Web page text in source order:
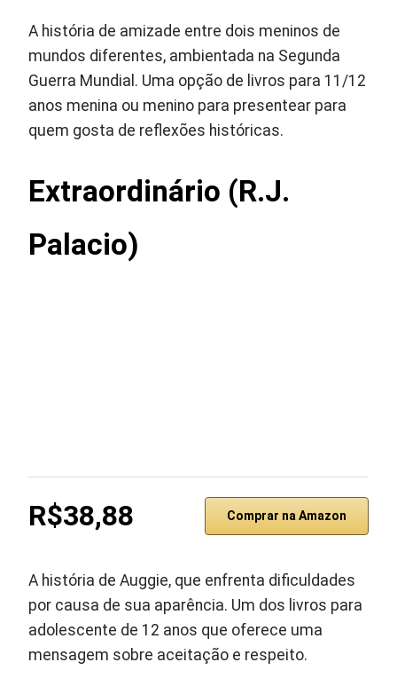
A história de amizade entre dois meninos de
mundos diferentes, ambientada na Segunda
Guerra Mundial. Uma opção de livros para 11/12
anos menina ou menino para presentear para
quem gosta de reflexões históricas.
Extraordinário (R.J.
Palacio)
R$38,88 Comprar na Amazon
A história de Auggie, que enfrenta dificuldades
por causa de sua aparência. Um dos livros para
adolescente de 12 anos que oferece uma
mensagem sobre aceitação e respeito.